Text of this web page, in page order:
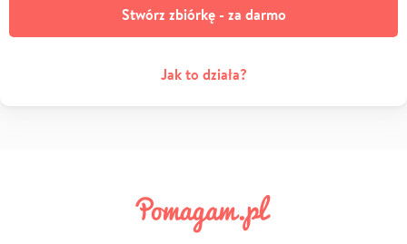
Stwórz zbiórkę - za darmo
Jak to działa?